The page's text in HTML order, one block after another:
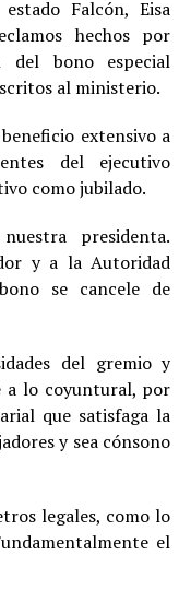
Falcón, Eisa
hechos por
del bono especial
al ministerio.
extensivo a
del ejecutivo
como jubilado.
presidenta.
y a la Autoridad
se cancele de
del gremio y
a lo coyuntural, por
que satisfaga la
y sea cónsono
legales, como lo
el